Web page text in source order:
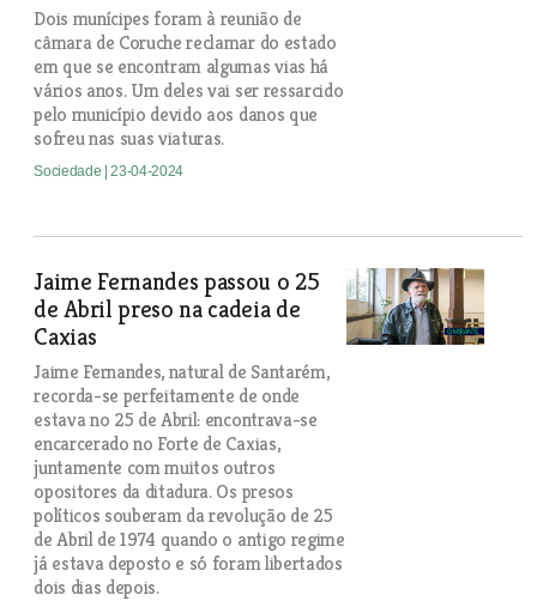
Dois munícipes foram à reunião de
câmara de Coruche reclamar do estado
em que se encontram algumas vias há
vários anos. Um deles vai ser ressarcido
pelo município devido aos danos que
sofreu nas suas viaturas.
Sociedade | 23-04-2024
Jaime Fernandes passou o 25
de Abril preso na cadeia de
Caxias
Jaime Fernandes, natural de Santarém,
recorda-se perfeitamente de onde
estava no 25 de Abril: encontrava-se
encarcerado no Forte de Caxias,
juntamente com muitos outros
opositores da ditadura. Os presos
políticos souberam da revolução de 25
de Abril de 1974 quando o antigo regime
já estava deposto e só foram libertados
dois dias depois.